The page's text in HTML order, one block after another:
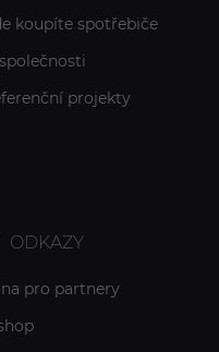
koupíte spotřebiče
projekty
ODKAZY
pro partnery